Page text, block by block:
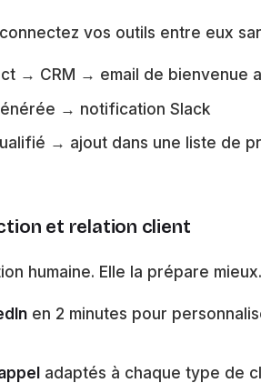
connectez vos outils entre eux
→ CRM → email de bienvenue
→ notification Slack
→ ajout dans une liste de
et relation client
humaine. Elle la prépare
en 2 minutes pour
adaptés à chaque type de